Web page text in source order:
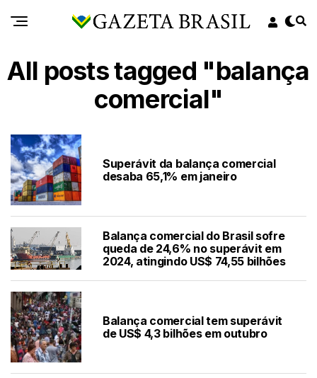
All posts tagged "balança
comercial"
Superávit da balança comercial
desaba 65,1% em janeiro
Balança comercial do Brasil sofre
queda de 24,6% no superávit em
2024, atingindo US$ 74,55 bilhões
Balança comercial tem superávit
de US$ 4,3 bilhões em outubro